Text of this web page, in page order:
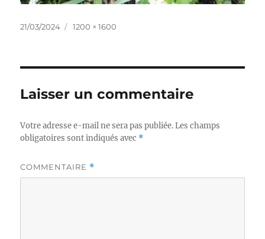
Publié
21/03/2024
Taille
1200 × 1600
Laisser un commentaire
Votre adresse e-mail ne sera pas publiée. Les champs
obligatoires sont indiqués avec *
COMMENTAIRE *